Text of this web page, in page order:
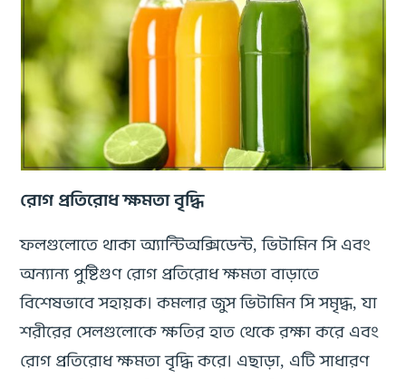
রোগ প্রতিরোধ ক্ষমতা বৃদ্ধি
ফলগুলোতে থাকা অ্যান্টিঅক্সিডেন্ট, ভিটামিন সি এবং
অন্যান্য পুষ্টিগুণ রোগ প্রতিরোধ ক্ষমতা বাড়াতে
বিশেষভাবে সহায়ক। কমলার জুস ভিটামিন সি সমৃদ্ধ, যা
শরীরের সেলগুলোকে ক্ষতির হাত থেকে রক্ষা করে এবং
রোগ প্রতিরোধ ক্ষমতা বৃদ্ধি করে। এছাড়া, এটি সাধারণ